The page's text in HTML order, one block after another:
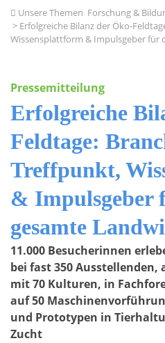
Unsere Themen Forschung &
> Erfolgreiche Bilanz der Öko-
Wissensplattform & Impulsgeber für
Pressemitteilung
Erfolgreiche
Feldtage:
Treffpunkt,
& Impulsgeber
gesamte
11.000 Besucherinnen
bei fast 350 Ausstellenden,
mit 70 Kulturen, in
auf 50
und Prototypen in
Zucht